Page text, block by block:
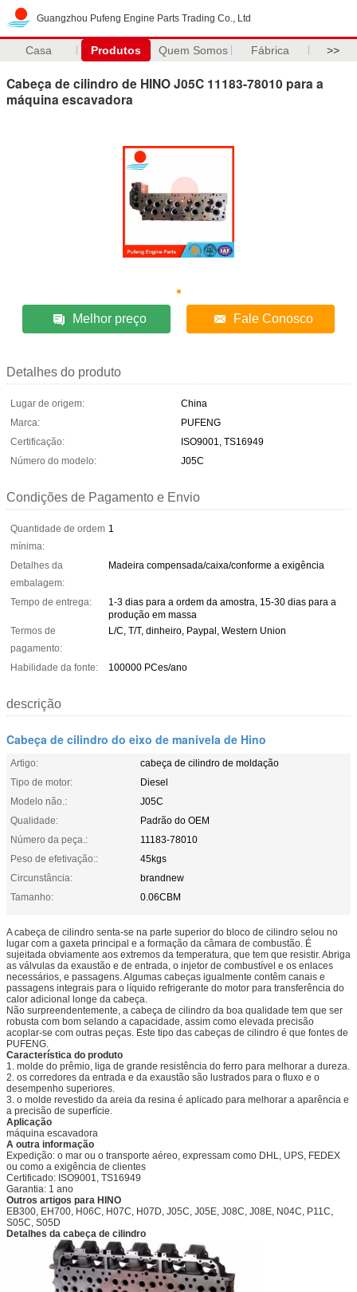
Guangzhou Pufeng Engine Parts Trading Co., Ltd
Casa Produtos Quem Somos Fábrica >>
Cabeça de cilindro de HINO J05C 11183-78010 para a
máquina escavadora
Melhor preço Fale Conosco
Detalhes do produto
Lugar de origem:
China
Marca:
PUFENG
Certificação:
ISO9001, TS16949
Número do modelo:
J05C
Condições de Pagamento e Envio
Quantidade de ordem
mínima:
1
Detalhes da
embalagem:
Madeira compensada/caixa/conforme a exigência
Tempo de entrega:
1-3 dias para a ordem da amostra, 15-30 dias para a
produção em massa
Termos de
pagamento:
L/C, T/T, dinheiro, Paypal, Western Union
Habilidade da fonte: 100000 PCes/ano
descrição
Cabeça de cilindro do eixo de manivela de Hino
Artigo:
cabeça de cilindro de moldação
Tipo de motor:
Diesel
Modelo não.:
J05C
Qualidade:
Padrão do OEM
Número da peça.:
11183-78010
Peso de efetivação::
45kgs
Circunstância:
brandnew
Tamanho:
0.06CBM
A cabeça de cilindro senta-se na parte superior do bloco de cilindro selou no
lugar com a gaxeta principal e a formação da câmara de combustão. É
sujeitada obviamente aos extremos da temperatura, que tem que resistir. Abriga
as válvulas da exaustão e de entrada, o injetor de combustível e os enlaces
necessários, e passagens. Algumas cabeças igualmente contêm canais e
passagens integrais para o líquido refrigerante do motor para transferência do
calor adicional longe da cabeça.
Não surpreendentemente, a cabeça de cilindro da boa qualidade tem que ser
robusta com bom selando a capacidade, assim como elevada precisão
acoplar-se com outras peças. Este tipo das cabeças de cilindro é que fontes de
PUFENG.
Característica do produto
1. molde do prêmio, liga de grande resistência do ferro para melhorar a dureza.
2. os corredores da entrada e da exaustão são lustrados para o fluxo e o
desempenho superiores.
3. o molde revestido da areia da resina é aplicado para melhorar a aparência e
a precisão de superfície.
Aplicação
máquina escavadora
A outra informação
Expedição: o mar ou o transporte aéreo, expressam como DHL, UPS, FEDEX
ou como a exigência de clientes
Certificado: ISO9001, TS16949
Garantia: 1 ano
Outros artigos para HINO
EB300, EH700, H06C, H07C, H07D, J05C, J05E, J08C, J08E, N04C, P11C,
S05C, S05D
Detalhes da cabeça de cilindro